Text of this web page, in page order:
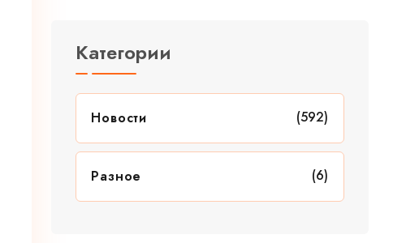
Категории
Новости (592)
Разное (6)